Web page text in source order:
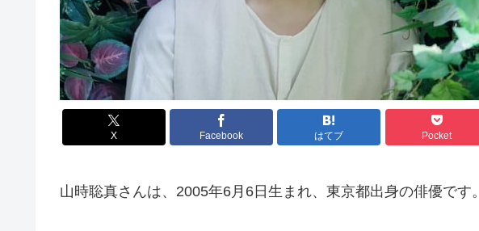
X Facebook はてブ Pocket
山時聡真さんは、2005年6月6日生まれ、東京都出身の俳優です。